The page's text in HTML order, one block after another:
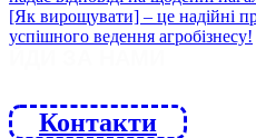
Контакти